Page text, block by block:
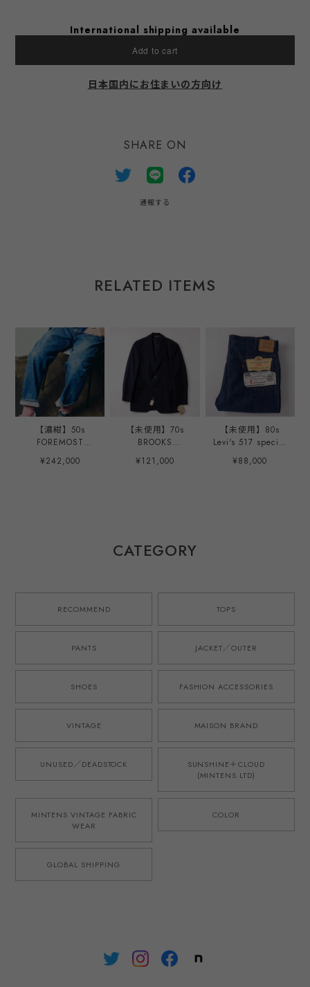
International shipping available
Add to cart
日本国内にお住まいの方向け
SHARE ON
通報する
RELATED ITEMS
【濃紺】50s
FOREMOST
special vintage
denim made in
¥242,000
【未使用】70s
BROOKS
BROTHERS wool
Navy blazer made
ジャケット サイズ
ージ 三つボタン
¥121,000
【未使用】80s
Levi's 517 special
vintage denim
dead stock made
¥88,000
CATEGORY
RECOMMEND TOPS
PANTS JACKET／OUTER
SHOES FASHION ACCESSORIES
VINTAGE MAISON BRAND
UNUSED／DEADSTOCK
SUNSHINE＋CLOUD
(MINTENS LTD)
MINTENS VINTAGE FABRIC
WEAR
COLOR
GLOBAL SHIPPING